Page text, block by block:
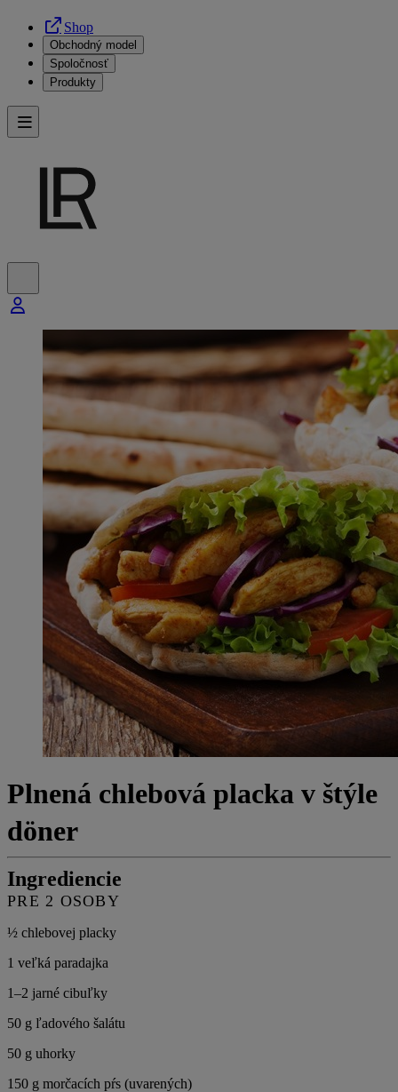
Shop
Obchodný model
Spoločnosť
Produkty
Plnená chlebová placka v štýle
döner
Ingrediencie
PRE 2 OSOBY
½ chlebovej placky
1 veľká paradajka
1–2 jarné cibuľky
50 g ľadového šalátu
50 g uhorky
150 g morčacích pŕs (uvarených)